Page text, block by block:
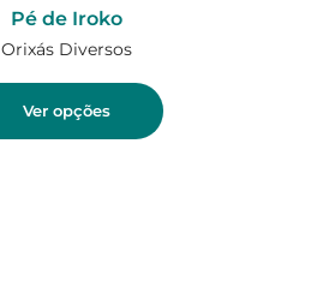
Pé de Iroko
Orixás Diversos
Ver opções